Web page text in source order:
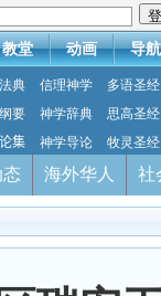
教堂 动画 导航
典 信理神学
多语圣经
要 神学辞典
思高圣经
集 神学导论 牧灵圣经
海外华人 社